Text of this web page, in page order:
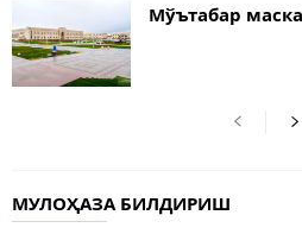
Мўътабар
МУЛОҲАЗА БИЛДИРИШ